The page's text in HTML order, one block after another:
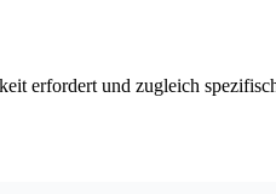
erfordert und zugleich